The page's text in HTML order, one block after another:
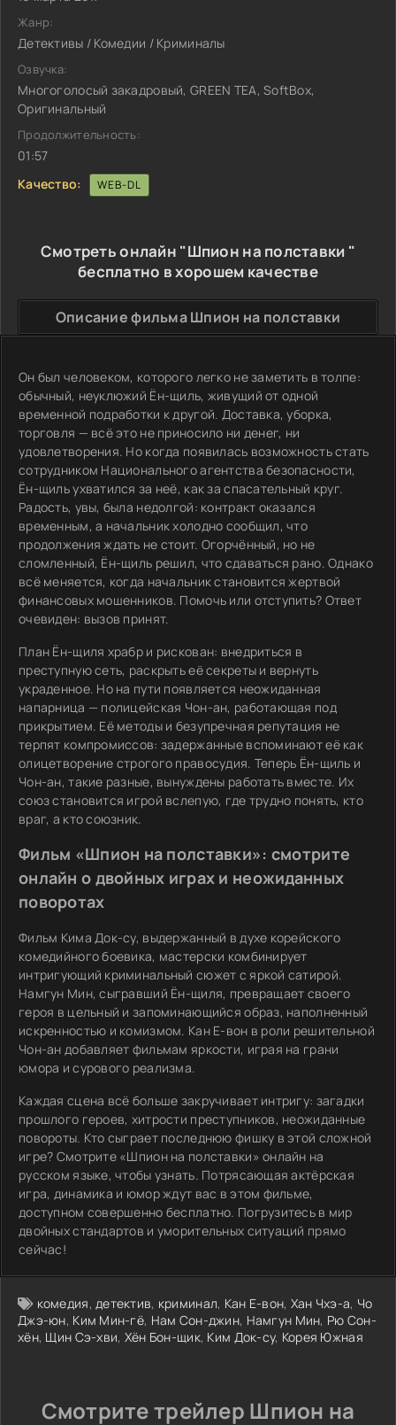
Жанр:
Детективы / Комедии / Криминалы
Озвучка:
Многоголосый закадровый, GREEN TEA, SoftBox,
Оригинальный
Продолжительность:
01:57
Качество:
WEB-DL
Смотреть онлайн "Шпион на полставки "
бесплатно в хорошем качестве
Описание фильма Шпион на полставки
Он был человеком, которого легко не заметить в толпе:
обычный, неуклюжий Ён-щиль, живущий от одной
временной подработки к другой. Доставка, уборка,
торговля — всё это не приносило ни денег, ни
удовлетворения. Но когда появилась возможность стать
сотрудником Национального агентства безопасности,
Ён-щиль ухватился за неё, как за спасательный круг.
Радость, увы, была недолгой: контракт оказался
временным, а начальник холодно сообщил, что
продолжения ждать не стоит. Огорчённый, но не
сломленный, Ён-щиль решил, что сдаваться рано. Однако
всё меняется, когда начальник становится жертвой
финансовых мошенников. Помочь или отступить? Ответ
очевиден: вызов принят.
План Ён-щиля храбр и рискован: внедриться в
преступную сеть, раскрыть её секреты и вернуть
украденное. Но на пути появляется неожиданная
напарница — полицейская Чон-ан, работающая под
прикрытием. Её методы и безупречная репутация не
терпят компромиссов: задержанные вспоминают её как
олицетворение строгого правосудия. Теперь Ён-щиль и
Чон-ан, такие разные, вынуждены работать вместе. Их
союз становится игрой вслепую, где трудно понять, кто
враг, а кто союзник.
Фильм «Шпион на полставки»: смотрите
онлайн о двойных играх и неожиданных
поворотах
Фильм Кима Док-су, выдержанный в духе корейского
комедийного боевика, мастерски комбинирует
интригующий криминальный сюжет с яркой сатирой.
Намгун Мин, сыгравший Ён-щиля, превращает своего
героя в цельный и запоминающийся образ, наполненный
искренностью и комизмом. Кан Е-вон в роли решительной
Чон-ан добавляет фильмам яркости, играя на грани
юмора и сурового реализма.
Каждая сцена всё больше закручивает интригу: загадки
прошлого героев, хитрости преступников, неожиданные
повороты. Кто сыграет последнюю фишку в этой сложной
игре? Смотрите «Шпион на полставки» онлайн на
русском языке, чтобы узнать. Потрясающая актёрская
игра, динамика и юмор ждут вас в этом фильме,
доступном совершенно бесплатно. Погрузитесь в мир
двойных стандартов и уморительных ситуаций прямо
сейчас!
комедия,детектив, криминал, Кан Е-вон, Хан Чхэ-а, Чо
Джэ-юн, Ким Мин-гё, Нам Сон-джин, Намгун Мин, Рю Сон-
хён, Щин Сэ-хви, Хён Бон-щик, Ким Док-су, Корея Южная
Смотрите трейлер Шпион на